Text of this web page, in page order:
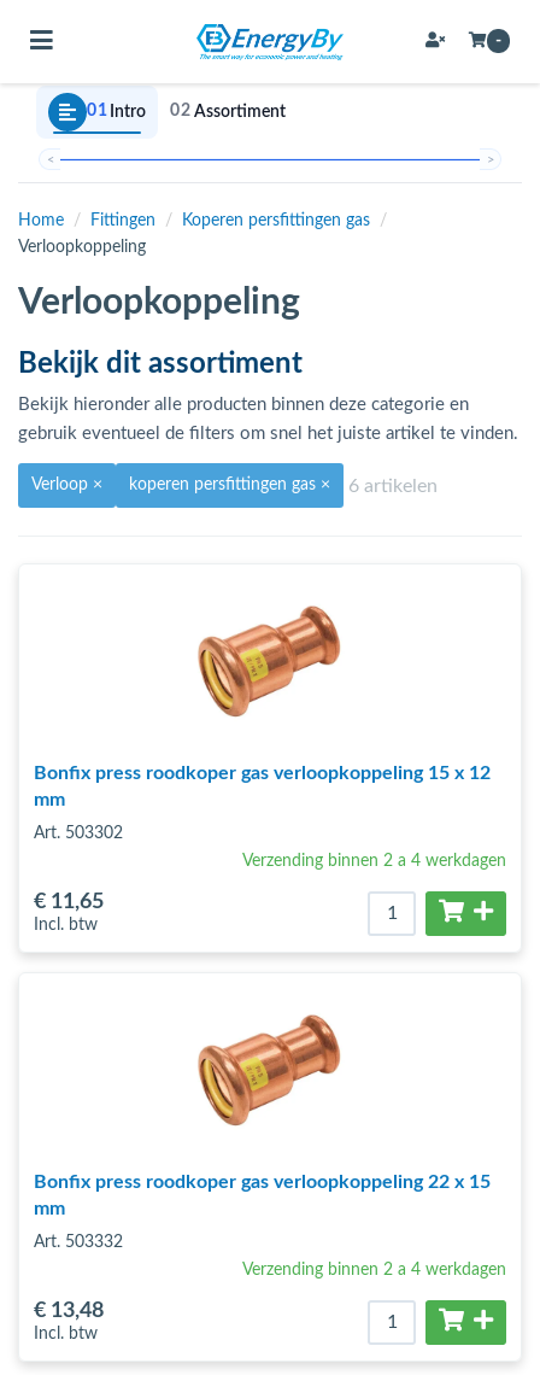
(Bevestigingsmateriaal / schroeven)
(Buizen & leidingen)
(Expansievaten)
(Fittingen)
(Flexibele slangen)
(Gereedschap)
(Installatiemateriaal)
(Verwarming, kachels & ketels)
(Zonneboilersets & onderdelen)
Toggle navigation -
01 Intro 02 Assortiment
< >
Home / Fittingen / Koperen persfittingen gas
/
Verloopkoppeling
Verloopkoppeling
Bekijk dit assortiment
Bekijk hieronder alle producten binnen deze categorie en
gebruik eventueel de filters om snel het juiste artikel te vinden.
Verloop × koperen persfittingen gas × 6 artikelen
Bonfix press roodkoper gas verloopkoppeling 15 x 12
mm
Art. 503302
Verzending binnen 2 a 4 werkdagen
€ 11,65
Incl. btw
Bonfix press roodkoper gas verloopkoppeling 22 x 15
mm
Art. 503332
Verzending binnen 2 a 4 werkdagen
€ 13,48
Incl. btw